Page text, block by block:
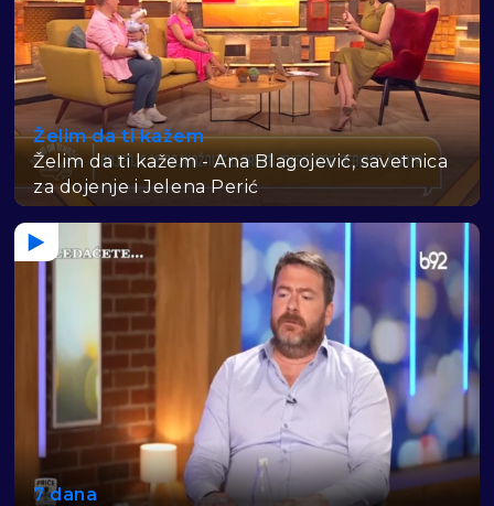
Želim da ti kažem
Želim da ti kažem - Ana Blagojević, savetnica
za dojenje i Jelena Perić
7 dana